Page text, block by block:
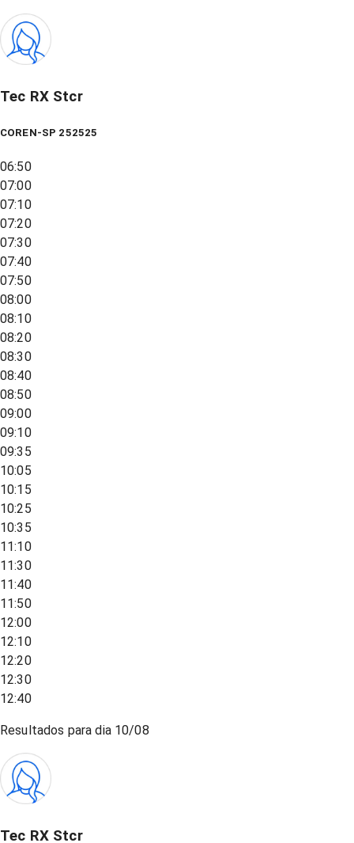
Tec RX Stcr
COREN-SP 252525
06:50
07:00
07:10
07:20
07:30
07:40
07:50
08:00
08:10
08:20
08:30
08:40
08:50
09:00
09:10
09:35
10:05
10:15
10:25
10:35
11:10
11:30
11:40
11:50
12:00
12:10
12:20
12:30
12:40
Resultados para dia 10/08
Tec RX Stcr